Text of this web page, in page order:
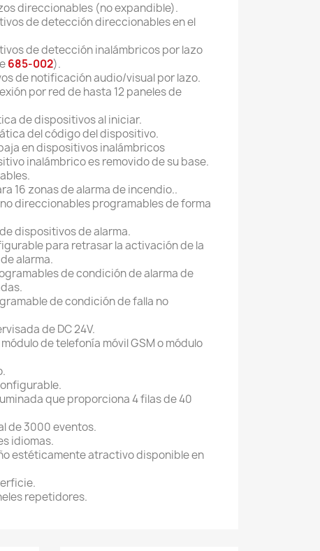
direccionables (no expandible).
de detección direccionables en el
de detección inalámbricos por lazo
685-002).
de notificación audio/visual por lazo.
por red de hasta 12 paneles de
de dispositivos al iniciar.
del código del dispositivo.
en dispositivos inalámbricos
inalámbrico es removido de su base.
16 zonas de alarma de incendio..
direccionables programables de forma
dispositivos de alarma.
para retrasar la activación de la
alarma.
de condición de alarma de
de condición de falla no
de DC 24V.
de telefonía móvil GSM o módulo
que proporciona 4 filas de 40
de 3000 eventos.
idiomas.
estéticamente atractivo disponible en
repetidores.